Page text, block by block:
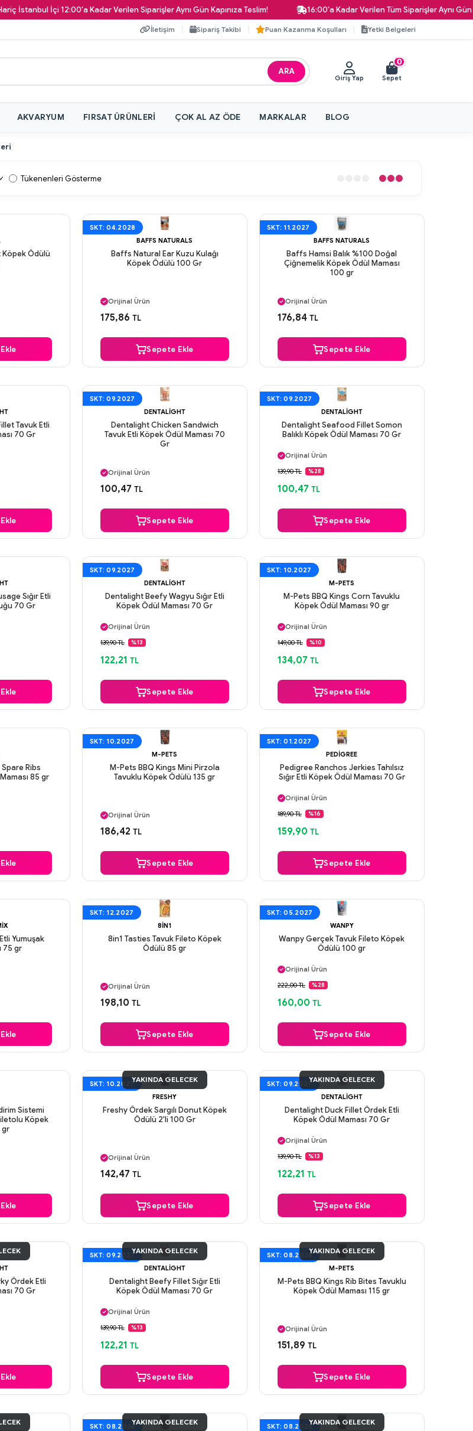
İçi 12:00'a Kadar Verilen Siparişler Aynı Gün Kapınıza Teslim! 16:00'a Kadar Verilen Tüm Siparişler Aynı Gün
İletişim Sipariş Takibi Puan Kazanma Koşulları Yetki Belgeleri
ARA
Giriş Yap
0
Sepet
AKVARYUM FIRSAT ÜRÜNLERI ÇOK AL AZ ÖDE MARKALAR BLOG
Tükenenleri Gösterme
Köpek Ödülü
SKT: 04.2028
BAFFS NATURALS
Baffs Natural Ear Kuzu Kulağı
Köpek Ödülü 100 Gr
Orijinal Ürün
Güvenli Ödeme
175,86 TL
Sepete Ekle
SKT: 11.2027
BAFFS NATURALS
Baffs Hamsi Balık %100 Doğal
Çiğnemelik Köpek Ödül Maması
100 gr
Orijinal Ürün
Güvenli Ödeme
176,84 TL
Sepete Ekle
Tavuk Etli
70 Gr
SKT: 09.2027
DENTALIGHT
Dentalight Chicken Sandwich
Tavuk Etli Köpek Ödül Maması 70
Gr
Orijinal Ürün
Güvenli Ödeme
100,47 TL
Sepete Ekle
SKT: 09.2027
DENTALIGHT
Dentalight Seafood Fillet Somon
Balıklı Köpek Ödül Maması 70 Gr
Orijinal Ürün
Güvenli Ödeme
139,90 TL %28
100,47 TL
Sepete Ekle
Sığır Etli
70 Gr
SKT: 09.2027
DENTALIGHT
Dentalight Beefy Wagyu Sığır Etli
Köpek Ödül Maması 70 Gr
Orijinal Ürün
Güvenli Ödeme
139,90 TL %13
122,21 TL
Sepete Ekle
SKT: 10.2027
M-PETS
M-Pets BBQ Kings Corn Tavuklu
Köpek Ödül Maması 90 gr
Orijinal Ürün
Güvenli Ödeme
149,00 TL %10
134,07 TL
Sepete Ekle
Ribs
85 gr
SKT: 10.2027
M-PETS
M-Pets BBQ Kings Mini Pirzola
Tavuklu Köpek Ödülü 135 gr
Orijinal Ürün
Güvenli Ödeme
186,42 TL
Sepete Ekle
SKT: 01.2027
PEDIGREE
Pedigree Ranchos Jerkies Tahılsız
Sığır Etli Köpek Ödül Maması 70 Gr
Orijinal Ürün
Güvenli Ödeme
189,90 TL %16
159,90 TL
Sepete Ekle
Yumuşak
75 gr
SKT: 12.2027
8IN1
8in1 Tasties Tavuk Fileto Köpek
Ödülü 85 gr
Orijinal Ürün
Güvenli Ödeme
198,10 TL
Sepete Ekle
SKT: 05.2027
WANPY
Wanpy Gerçek Tavuk Fileto Köpek
Ödülü 100 gr
Orijinal Ürün
Güvenli Ödeme
222,00 TL %28
160,00 TL
Sepete Ekle
Sistemi
Köpek
gr
SKT: 10.2027YAKINDA GELECEK
FRESHY
Freshy Ördek Sargılı Donut Köpek
Ödülü 2'li 100 Gr
Orijinal Ürün
Güvenli Ödeme
142,47 TL
Sepete Ekle
SKT: 09.2027YAKINDA GELECEK
DENTALIGHT
Dentalight Duck Fillet Ördek Etli
Köpek Ödül Maması 70 Gr
Orijinal Ürün
Güvenli Ödeme
139,90 TL %13
122,21 TL
Sepete Ekle
Ördek Etli
70 Gr
SKT: 09.2027YAKINDA GELECEK
DENTALIGHT
Dentalight Beefy Fillet Sığır Etli
Köpek Ödül Maması 70 Gr
Orijinal Ürün
Güvenli Ödeme
139,90 TL %13
122,21 TL
Sepete Ekle
SKT: 08.2026YAKINDA GELECEK
M-PETS
M-Pets BBQ Kings Rib Bites Tavuklu
Köpek Ödül Maması 115 gr
Orijinal Ürün
Güvenli Ödeme
151,89 TL
Sepete Ekle
SKT: 08.2026YAKINDA GELECEK SKT: 08.2026YAKINDA GELECEK